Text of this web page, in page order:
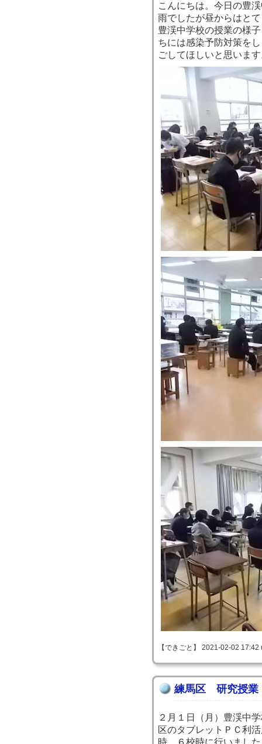
こんにちは。今日の豊
雨でしたが昼からはと
豊渓中学校の授業の様
ちには感染予防対策を
ごしてほしいと思いま
【できごと】 2021-02-02
練馬区 研究授業
２月１日（月）豊渓中
区のタブレットＰＣ利
時、６校時に行いまし